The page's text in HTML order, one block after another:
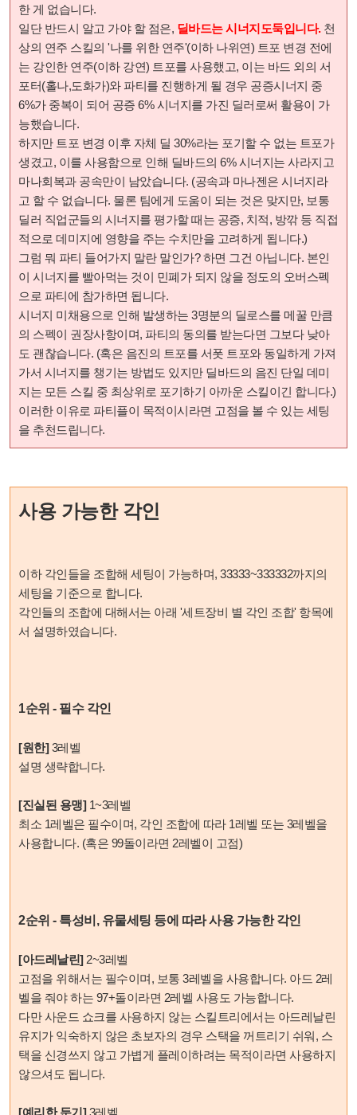
한 게 없습니다.
일단 반드시 알고 가야 할 점은, 딜바드는 시너지도둑입니다. 천
상의 연주 스킬의 '나를 위한 연주'(이하 나위연) 트포 변경 전에
는 강인한 연주(이하 강연) 트포를 사용했고, 이는 바드 외의 서
포터(홀나,도화가)와 파티를 진행하게 될 경우 공증시너지 중
6%가 중복이 되어 공증 6% 시너지를 가진 딜러로써 활용이 가
능했습니다.
하지만 트포 변경 이후 자체 딜 30%라는 포기할 수 없는 트포가
생겼고, 이를 사용함으로 인해 딜바드의 6% 시너지는 사라지고
마나회복과 공속만이 남았습니다. (공속과 마나젠은 시너지라
고 할 수 없습니다. 물론 팀에게 도움이 되는 것은 맞지만, 보통
딜러 직업군들의 시너지를 평가할 때는 공증, 치적, 방깎 등 직접
적으로 데미지에 영향을 주는 수치만을 고려하게 됩니다.)
그럼 뭐 파티 들어가지 말란 말인가? 하면 그건 아닙니다. 본인
이 시너지를 빨아먹는 것이 민폐가 되지 않을 정도의 오버스펙
으로 파티에 참가하면 됩니다.
시너지 미채용으로 인해 발생하는 3명분의 딜로스를 메꿀 만큼
의 스펙이 권장사항이며, 파티의 동의를 받는다면 그보다 낮아
도 괜찮습니다. (혹은 음진의 트포를 서폿 트포와 동일하게 가져
가서 시너지를 챙기는 방법도 있지만 딜바드의 음진 단일 데미
지는 모든 스킬 중 최상위로 포기하기 아까운 스킬이긴 합니다.)
이러한 이유로 파티플이 목적이시라면 고점을 볼 수 있는 세팅
을 추천드립니다.
사용 가능한 각인
이하 각인들을 조합해 세팅이 가능하며, 33333~333332까지의
세팅을 기준으로 합니다.
각인들의 조합에 대해서는 아래 '세트장비 별 각인 조합' 항목에
서 설명하였습니다.
1순위 - 필수 각인
[원한]3레벨
설명 생략합니다.
[진실된 용맹]1~3레벨
최소 1레벨은 필수이며, 각인 조합에 따라 1레벨 또는 3레벨을
사용합니다. (혹은 99돌이라면 2레벨이 고점)
2순위 - 특성비, 유물세팅 등에 따라 사용 가능한 각인
[아드레날린]2~3레벨
고점을 위해서는 필수이며, 보통 3레벨을 사용합니다. 아드 2레
벨을 줘야 하는 97+돌이라면 2레벨 사용도 가능합니다.
다만 사운드 쇼크를 사용하지 않는 스킬트리에서는 아드레날린
유지가 익숙하지 않은 초보자의 경우 스택을 꺼트리기 쉬워, 스
택을 신경쓰지 않고 가볍게 플레이하려는 목적이라면 사용하지
않으셔도 됩니다.
[예리한 둔기]3레벨